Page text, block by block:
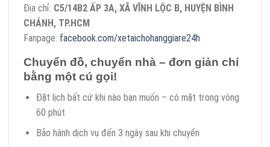
Địa chỉ: C5/14B2 ẤP 3A, XÃ VĨNH LỘC B, HUYỆN BÌNH
CHÁNH, TP.HCM
Fanpage: facebook.com/xetaichohanggiare24h
Chuyển đồ, chuyển nhà – đơn giản chỉ
bằng một cú gọi!
Đặt lịch bất cứ khi nào bạn muốn – có mặt trong vòng
60 phút
Bảo hành dịch vụ đến 3 ngày sau khi chuyển